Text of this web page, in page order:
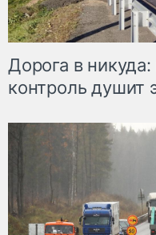
Дорога в никуда:
контроль душит